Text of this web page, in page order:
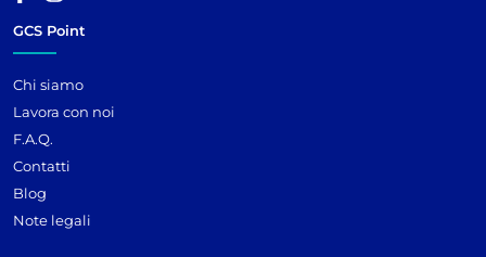
GCS Point
Chi siamo
Lavora con noi
F.A.Q.
Contatti
Blog
Note legali